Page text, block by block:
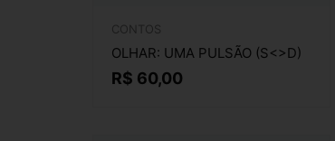
CONTOS
OLHAR: UMA PULSÃO (S<>D)
R$ 60,00